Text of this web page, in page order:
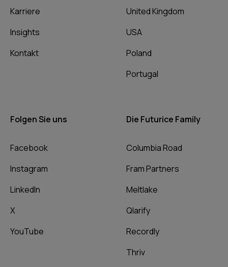
Karriere
Insights
Kontakt
United Kingdom
USA
Poland
Portugal
Folgen Sie uns
Facebook
Instagram
LinkedIn
X
YouTube
Die Futurice Family
Columbia Road
Fram Partners
Meltlake
Qlarify
Recordly
Thriv